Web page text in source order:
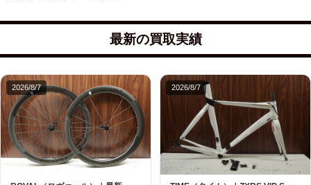
最新の買取実績
2026/8/7 2026/8/7